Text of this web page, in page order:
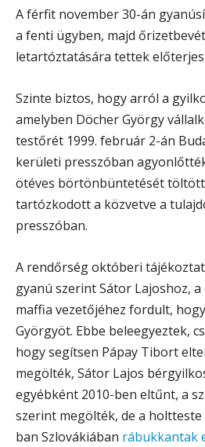
A férfit november 30-án
a fenti ügyben, majd
letartóztatására tettek
Szinte biztos, hogy arról a
amelyben Döcher György
testőrét 1999. február 2-án
kerületi presszóban
ötéves börtönbüntetését
tartózkodott a közvetve a
presszóban.
A rendőrség októberi
gyanú szerint Sátor Lajoshoz,
maffia vezetőjéhez fordult,
Györgyöt. Ebbe beleegyeztek,
hogy segítsen Pápay Tibort
megölték, Sátor Lajos
egyébként 2010-ben eltűnt, a
szerint megölték, de a holtteste
ban Szlovákiában rábukkantak